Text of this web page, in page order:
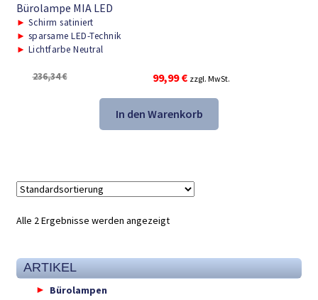
Bürolampe MIA LED
► Schirm satiniert
► sparsame LED-Technik
► Lichtfarbe Neutral
236,34€
Ursprünglicher
Preis
war:
236,34 €
99,99€Aktueller
Preis
ist:
99,99 €.
zzgl. MwSt.
In den Warenkorb
Alle 2 Ergebnisse werden angezeigt
ARTIKEL
Bürolampen